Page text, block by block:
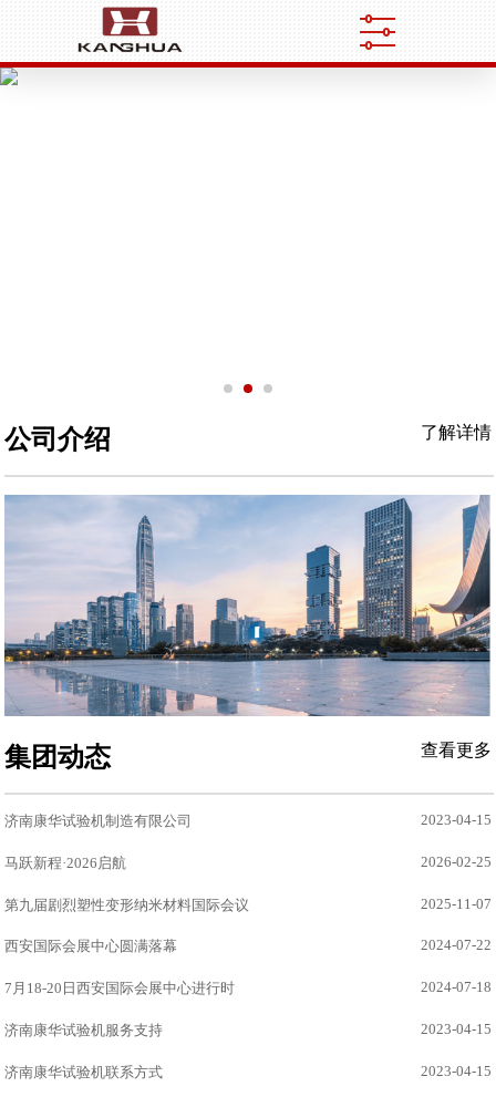
公司介绍 了解详情
集团动态 查看更多
济南康华试验机制造有限公司 2023-04-15
马跃新程·2026启航 2026-02-25
第九届剧烈塑性变形纳米材料国际会议 2025-11-07
西安国际会展中心圆满落幕 2024-07-22
7月18-20日西安国际会展中心进行时 2024-07-18
济南康华试验机服务支持 2023-04-15
济南康华试验机联系方式 2023-04-15